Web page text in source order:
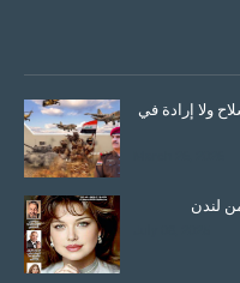
ولا إرادة في